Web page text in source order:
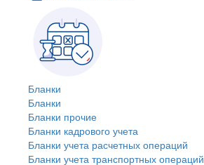
Бланки
Бланки
Бланки прочие
Бланки кадрового учета
Бланки учета расчетных операций
Бланки учета транспортных операций